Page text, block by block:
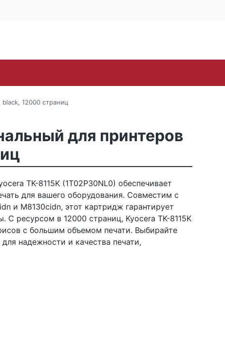
12000 страниц
для принтеров
TK-8115K (1T02P30NL0) обеспечивает
для вашего оборудования. Совместим с
и M8130cidn, этот картридж гарантирует
С ресурсом в 12000 страниц, Kyocera TK-8115K
с большим объемом печати. Выбирайте
надежности и качества печати,